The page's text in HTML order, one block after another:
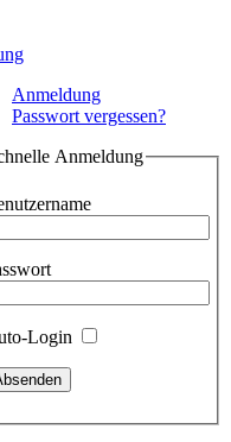
Anmeldung
Passwort vergessen?
Anmeldung
Login